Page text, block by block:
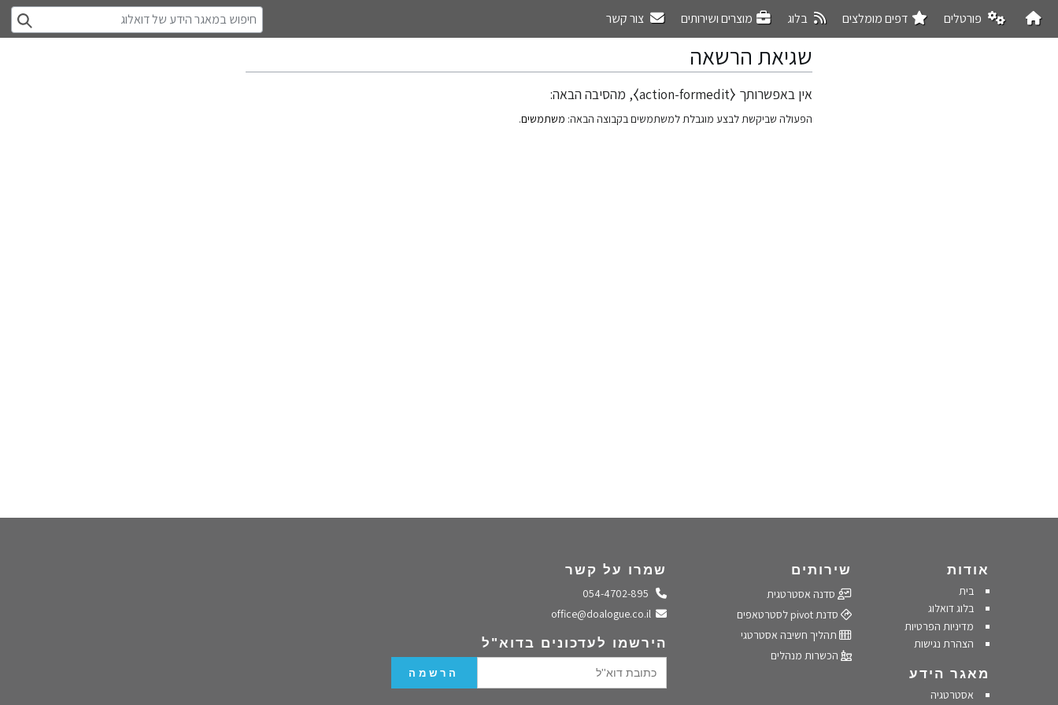
פורטלים דפים מומלצים בלוג מוצרים ושירותים צור קשר
שגיאת הרשאה
קפיצה
קפיצה
אין באפשרותך ⧼action-formedit⧽, מהסיבה הבאה:
הפעולה שביקשת לבצע מוגבלת למשתמשים בקבוצה הבאה: משתמשים.
אודות
בית
בלוג דואלוג
מדיניות הפרטיות
הצהרת נגישות
מאגר הידע
אסטרטגיה
שירותים
סדנה אסטרטגית
סדנת pivot לסטרטאפים
תהליך חשיבה אסטרטגי
הכשרות מנהלים
שמרו על קשר
התקשרו אלינו
שלחו מייל
הירשמו לעדכונים בדוא"ל